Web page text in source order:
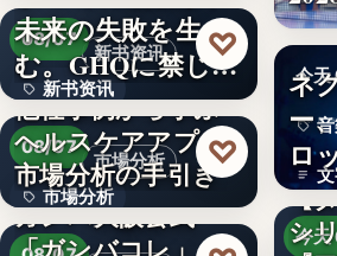
文字
新书资讯
08/07
新书资讯
文字
未来の失敗を生
む。GHQに禁じら
れた「禁…
♡
市場分析
08/07
市場分析
500
他社事例から学ぶ
ヘルスケアアプリ
市場分析の手引き
♡
ガンバ大阪公式
「ガンバコレ」
Ｔ
今
ネ
ー
ロ
す
今
【
シ